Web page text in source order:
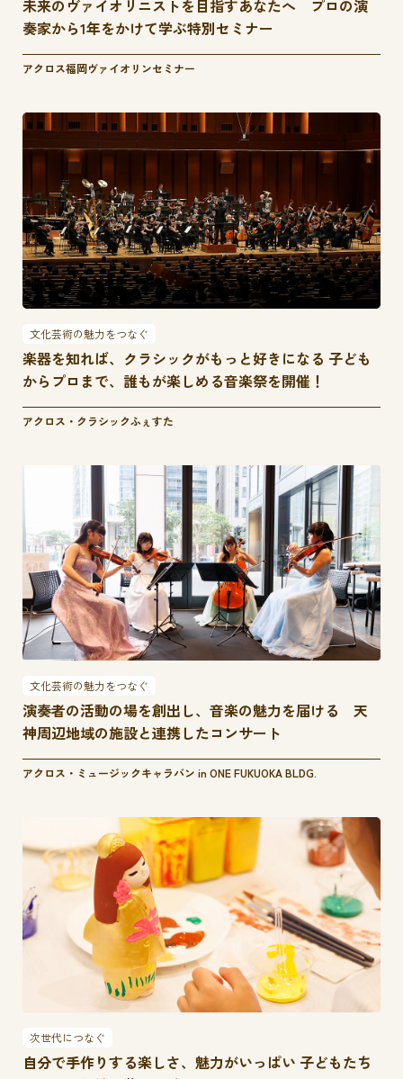
未来のヴァイオリニストを目指すあなたへ プロの演
奏家から1年をかけて学ぶ特別セミナー
アクロス福岡ヴァイオリンセミナー
文化芸術の魅力をつなぐ
楽器を知れば、クラシックがもっと好きになる 子ども
からプロまで、誰もが楽しめる音楽祭を開催！
アクロス・クラシックふぇすた
文化芸術の魅力をつなぐ
演奏者の活動の場を創出し、音楽の魅力を届ける 天
神周辺地域の施設と連携したコンサート
アクロス・ミュージックキャラバン in ONE FUKUOKA BLDG.
次世代につなぐ
自分で手作りする楽しさ、魅力がいっぱい 子どもたち